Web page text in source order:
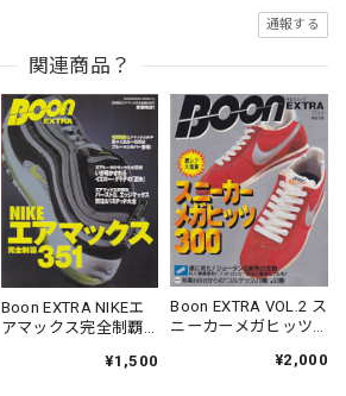
通報する
関連商品？
Boon EXTRA NIKEエ
アマックス完全制覇
¥1,500
Boon EXTRA VOL.2 ス
ニーカーメガヒッツ
¥2,000